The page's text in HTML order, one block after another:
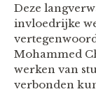
Deze
invloedrijke
Mohammed
werken van
verbonden